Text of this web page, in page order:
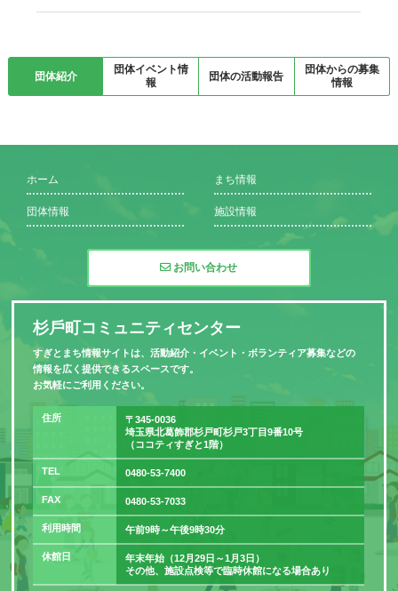
団体紹介
団体イベント情
報
団体の活動報告
団体からの募集
情報
ホーム まち情報
団体情報 施設情報
お問い合わせ
杉⼾町コミュニティセンター
すぎとまち情報サイトは、活動紹介・イベント・ボランティア募集などの
情報を広く提供できるスペースです。
お気軽にご利用ください。
住所
〒345-0036
埼玉県北葛飾郡杉戸町杉戸3丁目9番10号
（ココティすぎと1階）
TEL 0480-53-7400
FAX 0480-53-7033
利用時間 午前9時～午後9時30分
休館日
年末年始（12月29日～1月3日）
その他、施設点検等で臨時休館になる場合あり